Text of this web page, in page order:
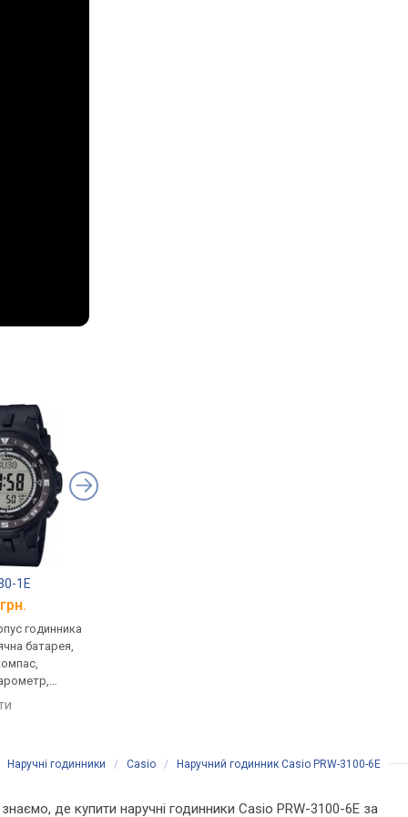
1E
годинника
батарея,
WR 100,
Наручні годинники / Casio / Наручний годинник Casio PRW-3100-6E
де купити наручні годинники Casio PRW-3100-6E за